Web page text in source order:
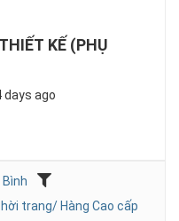
KẾ (PHỤ
days ago
trang/ Hàng Cao cấp